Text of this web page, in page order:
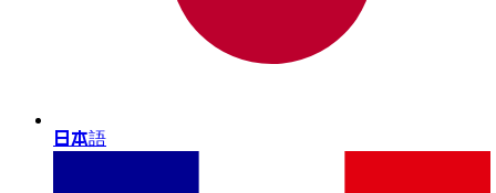
日本語